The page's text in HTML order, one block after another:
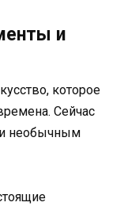
и
которое
Сейчас
и необычным